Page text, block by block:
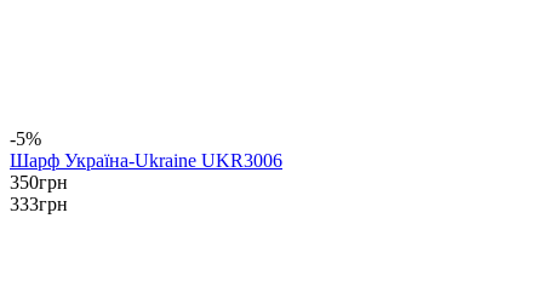
-5%
Шарф Україна-Ukraine UKR3006
350грн
333грн